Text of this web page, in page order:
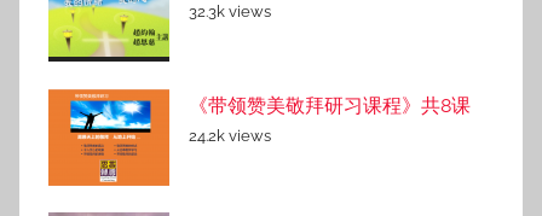
32.3k views
《带领赞美敬拜研习课程》共8课
24.2k views